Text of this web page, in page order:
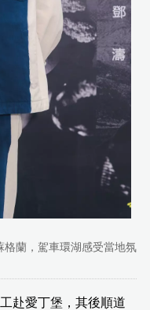
蘭，駕車環湖感受當地氛
赴愛丁堡，其後順道